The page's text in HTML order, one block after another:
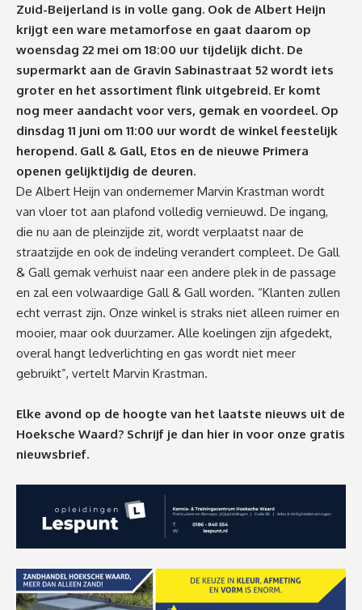
Zuid-Beijerland is in volle gang. Ook de Albert Heijn
krijgt een ware metamorfose en gaat daarom op
woensdag 22 mei om 18:00 uur tijdelijk dicht. De
supermarkt aan de Gravin Sabinastraat 52 wordt iets
groter en het assortiment flink uitgebreid. Er komt
nog meer aandacht voor vers, gemak en voordeel. Op
dinsdag 11 juni om 11:00 uur wordt de winkel feestelijk
heropend. Gall & Gall, Etos en de nieuwe Primera
openen gelijktijdig de deuren.
De Albert Heijn van ondernemer Marvin Krastman wordt
van vloer tot aan plafond volledig vernieuwd. De ingang,
die nu aan de pleinzijde zit, wordt verplaatst naar de
straatzijde en ook de indeling verandert compleet. De Gall
& Gall gemak verhuist naar een andere plek in de passage
en zal een volwaardige Gall & Gall worden. “Klanten zullen
echt verrast zijn. Onze winkel is straks niet alleen ruimer en
mooier, maar ook duurzamer. Alle koelingen zijn afgedekt,
overal hangt ledverlichting en gas wordt niet meer
gebruikt”, vertelt Marvin Krastman.
Elke avond op de hoogte van het laatste nieuws uit de
Hoeksche Waard? Schrijf je dan hier in voor onze gratis
nieuwsbrief.